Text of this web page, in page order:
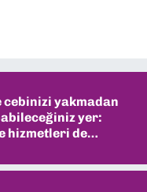
cebinizi yakmadan
yer:
hizmetleri de